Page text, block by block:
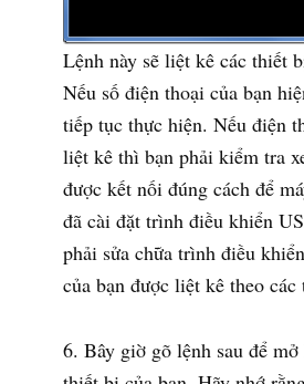
Lệnh này sẽ liệt kê các thiết
Nếu số điện thoại của bạn
tiếp tục thực hiện. Nếu điện
liệt kê thì bạn phải kiểm tra
được kết nối đúng cách để
đã cài đặt trình điều khiển
phải sửa chữa trình điều
của bạn được liệt kê theo
Bây giờ gõ lệnh sau để